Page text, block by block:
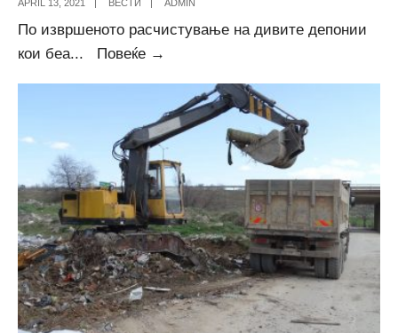
APRIL 13, 2021 ВЕСТИ ADMIN
По извршеното расчистување на дивите депонии
кои беа... Повеќе →
засадување
на
зимзелени
дрвја